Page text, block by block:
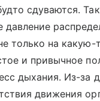
сдуваются.
только на какую-
и привычное
дыхания. Из-за
движения